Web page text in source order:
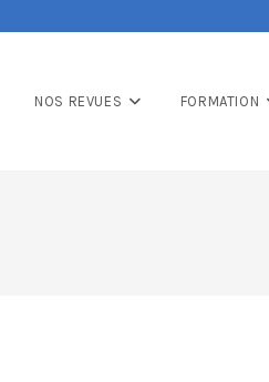
NOS REVUES FORMATION